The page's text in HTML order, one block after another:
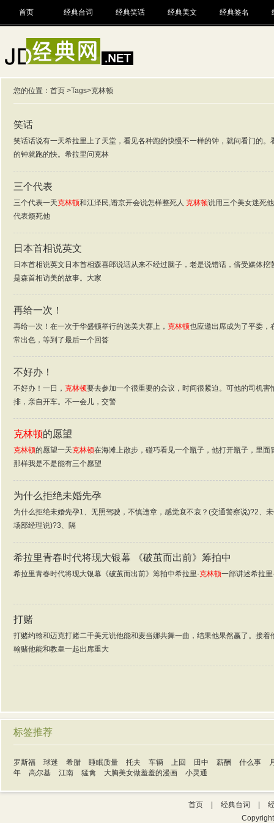
首页 经典台词 经典笑话 经典美文 经典签名
您的位置： 首页 >Tags>克林顿
笑话
笑话话说有一天希拉里上了天堂，看见各种跑的快慢不一样的钟，就问看门的
的钟就跑的快。希拉里问克林
三个代表
三个代表一天克林顿和江泽民,谱京开会说怎样整死人 克林顿说用三个美女迷死
代表烦死他
日本首相说英文
日本首相说英文日本首相森喜郎说话从来不经过脑子，老是说错话，倍受媒体
是森首相访美的故事。大家
再给一次！
再给一次！在一次于华盛顿举行的选美大赛上， 克林顿也应邀出席成为了平委，
常出色，等到了最后一个回答
不好办！
不好办！一日， 克林顿要去参加一个很重要的会议，时间很紧迫。可他的司机害
排，亲自开车。不一会儿，交警
克林顿的愿望
克林顿的愿望一天克林顿在海滩上散步，碰巧看见一个瓶子，他打开瓶子，里面
那样我是不是能有三个愿望
为什么拒绝未婚先孕
为什么拒绝未婚先孕1、无照驾驶，不慎违章，感觉衰不衰？(交通警察说)?2、
场部经理说)?3、隔
希拉里青春时代将现大银幕 《破茧而出前》筹拍中
希拉里青春时代将现大银幕《破茧而出前》筹拍中希拉里·克林顿一部讲述希拉里
打赌
打赌约翰和迈克打赌二千美元说他能和麦当娜共舞一曲，结果他果然赢了。接着
翰赌他能和教皇一起出席重大
标签推荐
罗斯福 球迷 希腊 睡眠质量 托夫 车辆 上回 田中 薪酬 什么事
年
高尔基 江南 猛禽 大胸美女做羞羞的漫画 小灵通
首页 经典台词